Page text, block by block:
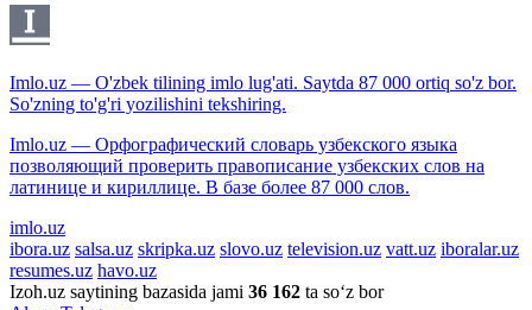
Imlo.uz — O'zbek tilining imlo lug'ati. Saytda 87 000 ortiq so'z bor.
So'zning to'g'ri yozilishini tekshiring.
Imlo.uz — Орфографический словарь узбекского языка
позволяющий проверить правописание узбекских слов на
латинице и кириллице. В базе более 87 000 слов.
imlo.uz
ibora.uz salsa.uz skripka.uz slovo.uz television.uz vatt.uz iboralar.uz
resumes.uz havo.uz
Izoh.uz saytining bazasida jami 36 162 ta so‘z bor